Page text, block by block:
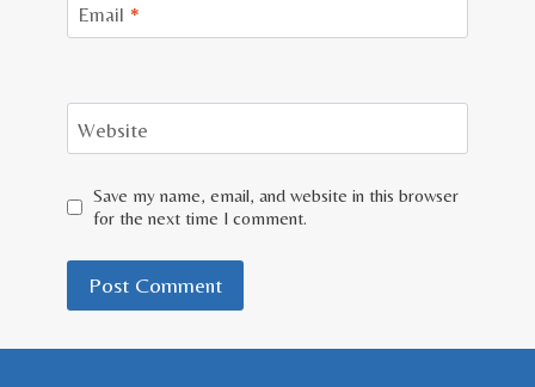
Email *
Website
Save my name, email, and website in this browser
for the next time I comment.